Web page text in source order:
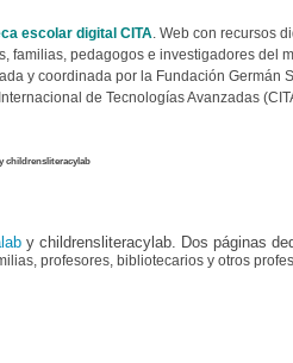
escolar digital CITA . Web con recursos
familias, pedagogos e investigadores del
y coordinada por la Fundación Germán
de Tecnologías Avanzadas
childrensliteracylab
y childrensliteracylab. Dos páginas
profesores, bibliotecarios y otros